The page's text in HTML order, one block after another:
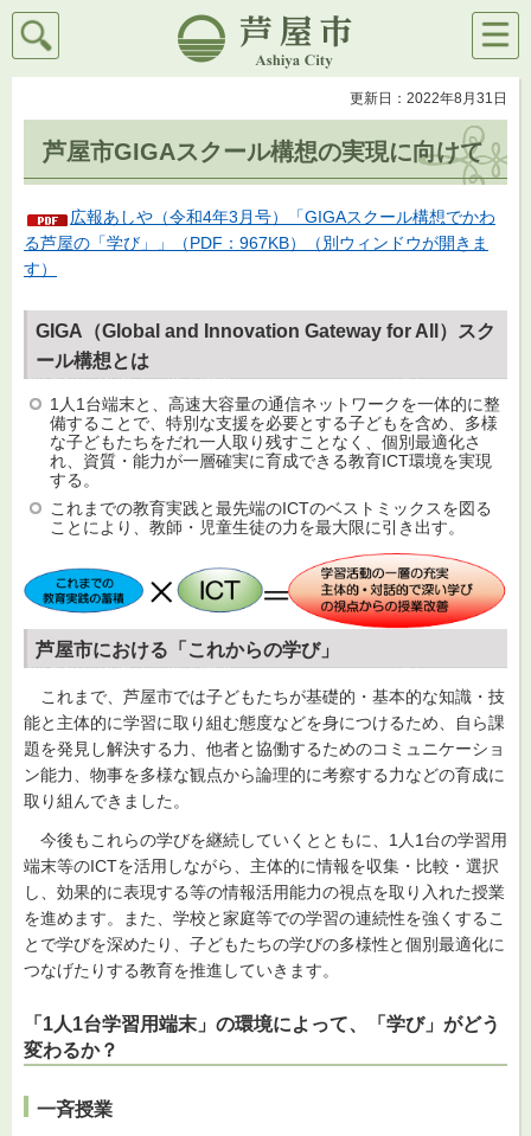
芦屋市
検索
メニ
ュー
更新日：2022年8月31日
芦屋市GIGAスクール構想の実現に向けて
広報あしや（令和4年3月号）「GIGAスクール構想でかわ
る芦屋の「学び」」（PDF：967KB）（別ウィンドウが開きま
す）
GIGA（Global and Innovation Gateway for All）スク
ール構想とは
1人1台端末と、高速大容量の通信ネットワークを一体的に整
備することで、特別な支援を必要とする子どもを含め、多様
な子どもたちをだれ一人取り残すことなく、個別最適化さ
れ、資質・能力が一層確実に育成できる教育ICT環境を実現
する。
これまでの教育実践と最先端のICTのベストミックスを図る
ことにより、教師・児童生徒の力を最大限に引き出す。
芦屋市における「これからの学び」
これまで、芦屋市では子どもたちが基礎的・基本的な知識・技
能と主体的に学習に取り組む態度などを身につけるため、自ら課
題を発見し解決する力、他者と協働するためのコミュニケーショ
ン能力、物事を多様な観点から論理的に考察する力などの育成に
取り組んできました。
今後もこれらの学びを継続していくとともに、1人1台の学習用
端末等のICTを活用しながら、主体的に情報を収集・比較・選択
し、効果的に表現する等の情報活用能力の視点を取り入れた授業
を進めます。また、学校と家庭等での学習の連続性を強くするこ
とで学びを深めたり、子どもたちの学びの多様性と個別最適化に
つなげたりする教育を推進していきます。
「1人1台学習用端末」の環境によって、「学び」がどう
変わるか？
一斉授業